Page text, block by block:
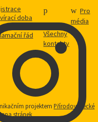
doba
nákupu
řád
Všechny
kontakty
Pro
média
projektem Přírodovědecké
Mapa stránek